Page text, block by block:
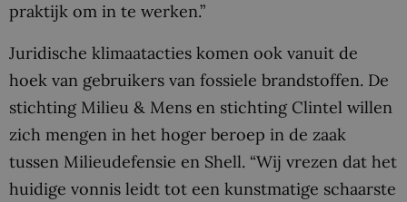
praktijk om in te werken.”
Juridische klimaatacties komen ook vanuit de
hoek van gebruikers van fossiele brandstoffen. De
stichting Milieu & Mens en stichting Clintel willen
zich mengen in het hoger beroep in de zaak
tussen Milieudefensie en Shell. “Wij vrezen dat het
huidige vonnis leidt tot een kunstmatige schaarste